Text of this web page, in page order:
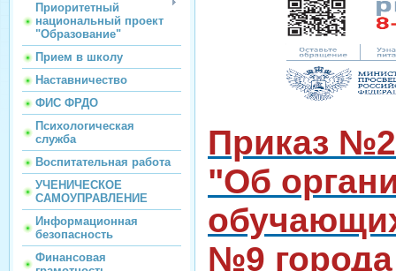
Приоритетный
национальный проект
"Образование"
Прием в школу
Наставничество
ФИС ФРДО
Психологическая
служба
Воспитательная работа
УЧЕНИЧЕСКОЕ
САМОУПРАВЛЕНИЕ
Информационная
безопасность
Финансовая
Приказ №2
"Об
№9 города